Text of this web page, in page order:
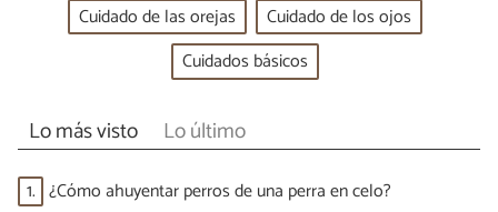
Cuidado de las orejas
Cuidado de los ojos
Cuidados básicos
Lo más visto Lo último
1. ¿Cómo ahuyentar perros de una perra en celo?